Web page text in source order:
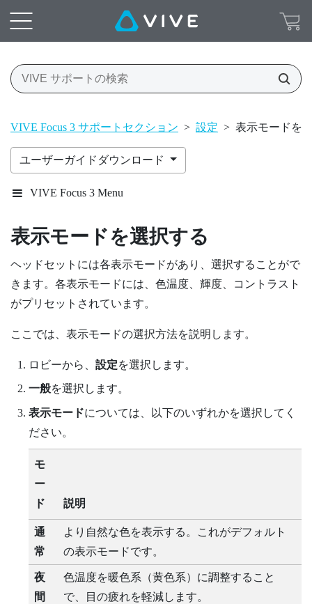
VIVE Focus 3 サポートセクション > 設定 > 表示モードを
ユーザーガイドダウンロード
VIVE Focus 3 Menu
表示モードを選択する
ヘッドセットには各表示モードがあり、選択することがで
きます。各表示モードには、色温度、輝度、コントラスト
がプリセットされています。
ここでは、表示モードの選択方法を説明します。
ロビーから、 設定を選択します。
一般を選択します。
表示モードについては、以下のいずれかを選択してく
ださい。
モ
ー
ド
説明
通
常
より自然な色を表示する。これがデフォルト
の表示モードです。
夜
間
色温度を暖色系（黄色系）に調整すること
で、目の疲れを軽減します。